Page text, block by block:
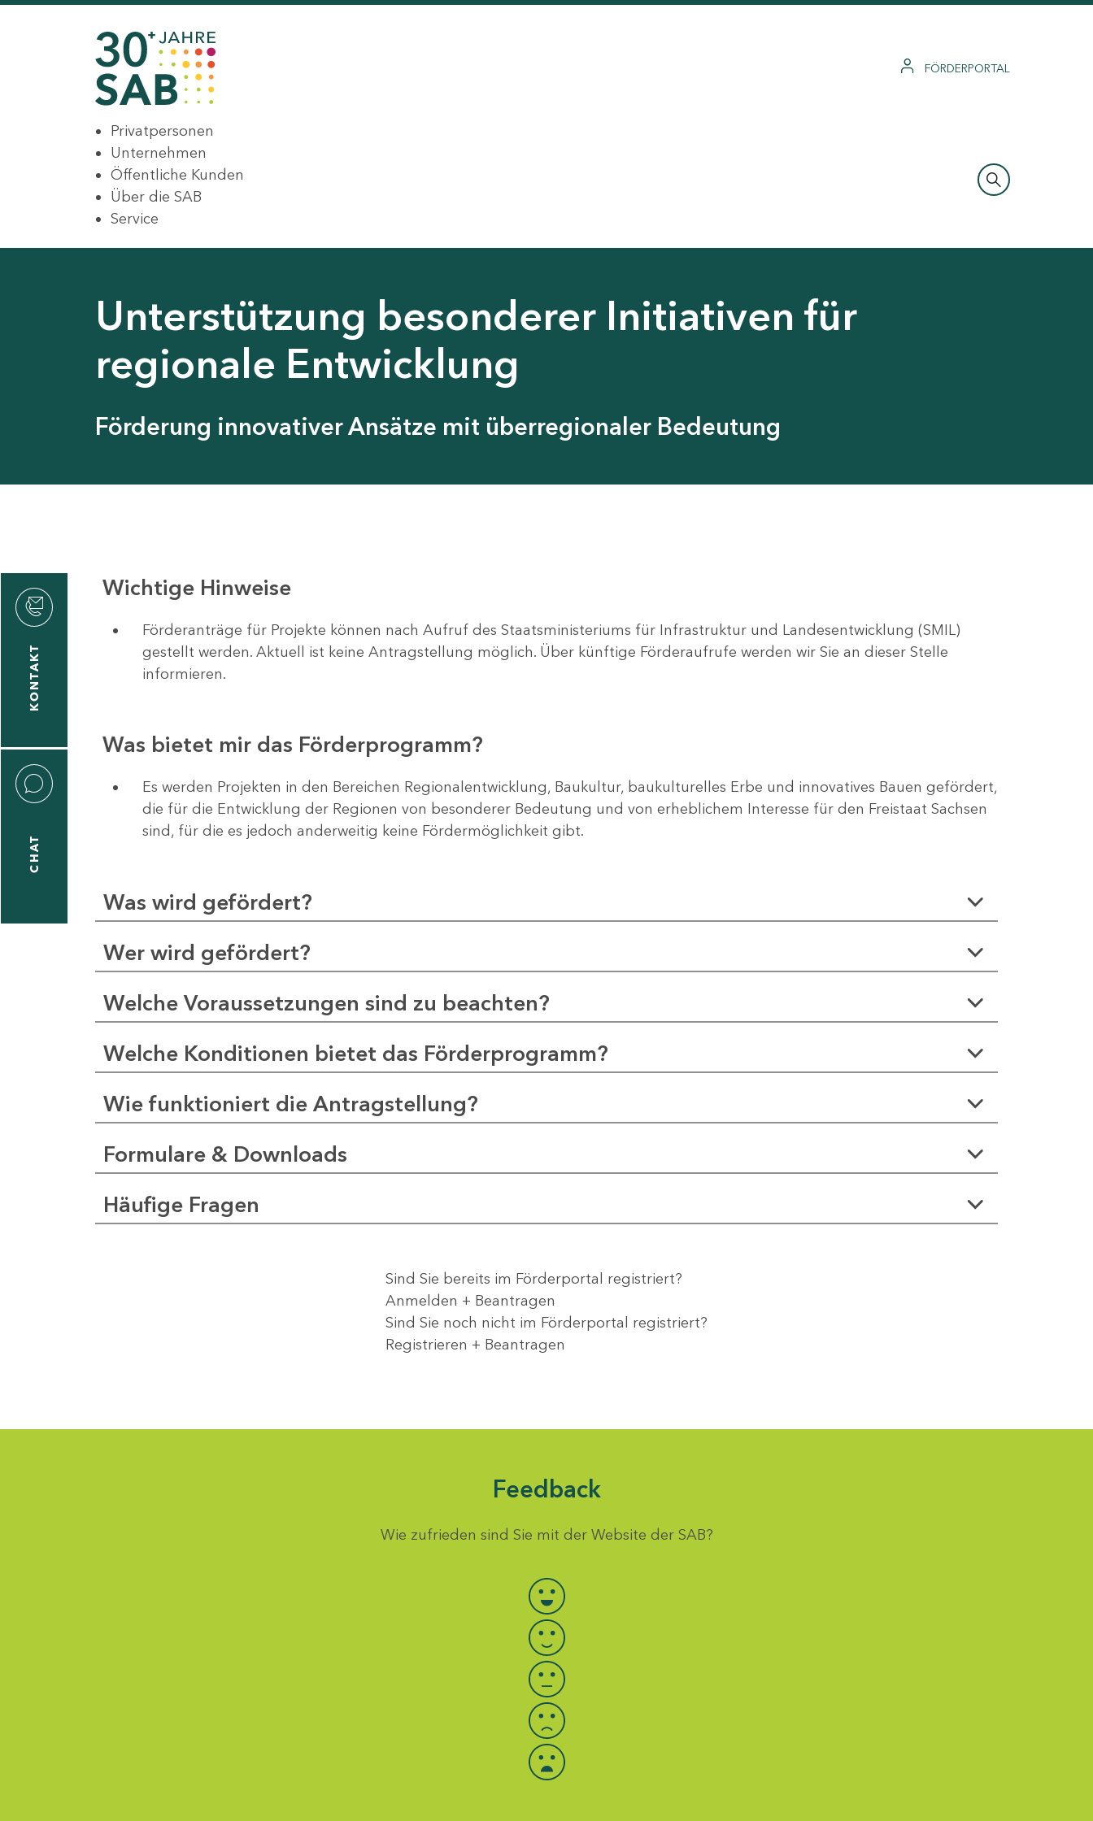
FÖRDERPORTAL
Privatpersonen
Unternehmen
Öffentliche Kunden
Über die SAB
Service
Unterstützung besonderer Initiativen für
regionale Entwicklung
Förderung innovativer Ansätze mit überregionaler Bedeutung
KONTAKT
CHAT
Wichtige Hinweise
Förderanträge für Projekte können nach Aufruf des Staatsministeriums für Infrastruktur und Landesentwicklung (SMIL)
gestellt werden. Aktuell ist keine Antragstellung möglich. Über künftige Förderaufrufe werden wir Sie an dieser Stelle
informieren.
Was bietet mir das Förderprogramm?
Es werden Projekten in den Bereichen Regionalentwicklung, Baukultur, baukulturelles Erbe und innovatives Bauen gefördert,
die für die Entwicklung der Regionen von besonderer Bedeutung und von erheblichem Interesse für den Freistaat Sachsen
sind, für die es jedoch anderweitig keine Fördermöglichkeit gibt.
Was wird gefördert?
Wer wird gefördert?
Welche Voraussetzungen sind zu beachten?
Welche Konditionen bietet das Förderprogramm?
Wie funktioniert die Antragstellung?
Formulare & Downloads
Häufige Fragen
Sind Sie bereits im Förderportal registriert?
Anmelden + Beantragen
Sind Sie noch nicht im Förderportal registriert?
Registrieren + Beantragen
Feedback
Wie zufrieden sind Sie mit der Website der SAB?
Bewertung auswählen